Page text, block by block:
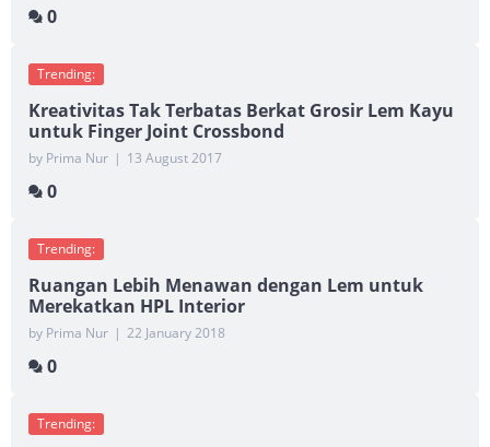
0
Trending:
Kreativitas Tak Terbatas Berkat Grosir Lem Kayu
untuk Finger Joint Crossbond
by Prima Nur | 13 August 2017
0
Trending:
Ruangan Lebih Menawan dengan Lem untuk
Merekatkan HPL Interior
by Prima Nur | 22 January 2018
0
Trending: